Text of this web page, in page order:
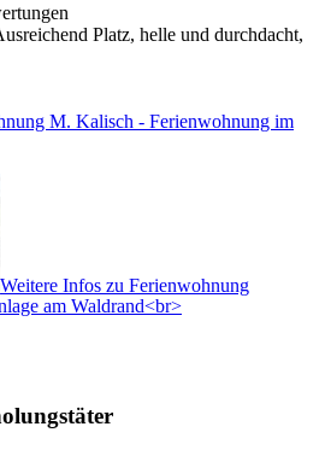
Platz, helle und durchdacht,
M. Kalisch - Ferienwohnung im
Weitere Infos zu Ferienwohnung
am Waldrand<br>